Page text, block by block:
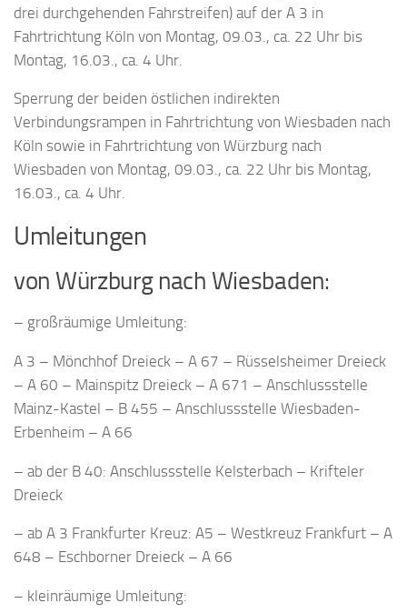
drei durchgehenden Fahrstreifen) auf der A 3 in
Fahrtrichtung Köln von Montag, 09.03., ca. 22 Uhr bis
Montag, 16.03., ca. 4 Uhr.
Sperrung der beiden östlichen indirekten
Verbindungsrampen in Fahrtrichtung von Wiesbaden nach
Köln sowie in Fahrtrichtung von Würzburg nach
Wiesbaden von Montag, 09.03., ca. 22 Uhr bis Montag,
16.03., ca. 4 Uhr.
Umleitungen
von Würzburg nach Wiesbaden:
– großräumige Umleitung:
A 3 – Mönchhof Dreieck – A 67 – Rüsselsheimer Dreieck
– A 60 – Mainspitz Dreieck – A 671 – Anschlussstelle
Mainz-Kastel – B 455 – Anschlussstelle Wiesbaden-
Erbenheim – A 66
– ab der B 40: Anschlussstelle Kelsterbach – Krifteler
Dreieck
– ab A 3 Frankfurter Kreuz: A5 – Westkreuz Frankfurt – A
648 – Eschborner Dreieck – A 66
– kleinräumige Umleitung: